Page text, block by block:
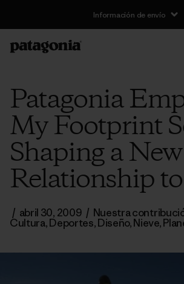
Información de envío
Patagonia
My Footprint
Shaping a New
Relationship
/ abril 30, 2009 / Nuestra
Cultura,Deportes,Diseño,Nieve,